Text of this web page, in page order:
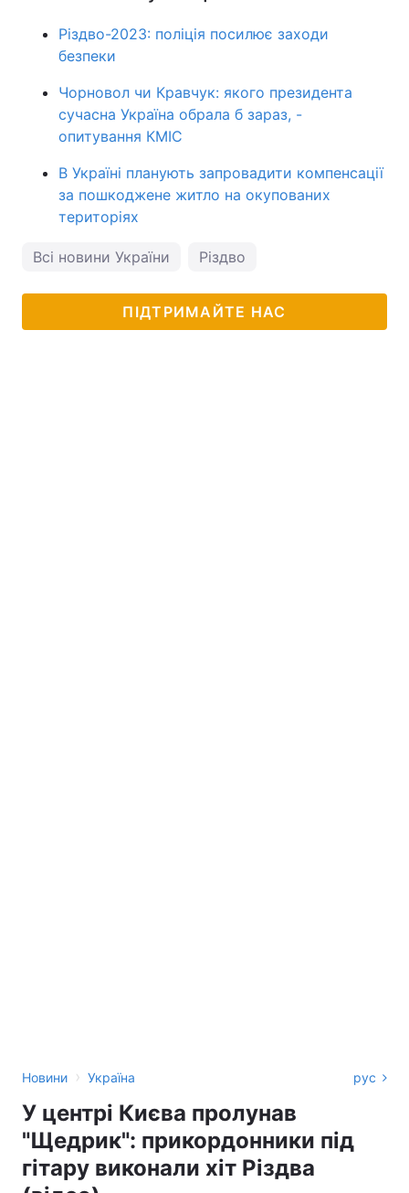
Різдво-2023: поліція посилює заходи
безпеки
Чорновол чи Кравчук: якого президента
сучасна Україна обрала б зараз, -
опитування КМІС
В Україні планують запровадити компенсації
за пошкоджене житло на окупованих
територіях
Всі новини України Різдво
ПІДТРИМАЙТЕ НАС
Новини › Україна рус
У центрі Києва пролунав
"Щедрик": прикордонники під
гітару виконали хіт Різдва